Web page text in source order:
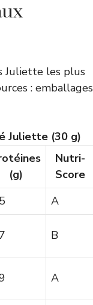
Juliette les plus
: emballages
Juliette (30 g)
(g)
Nutri-
Score
A
B
A